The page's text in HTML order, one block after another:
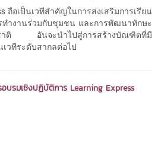
ถือเป็นเวทีสำคัญในการส่งเสริมการเรียน
ทำงานร่วมกับชุมชน และการพัฒนาทักษะ
ชาติ อันจะนำไปสู่การสร้างบัณฑิตที่มี
วทีระดับสากลต่อไป
อบรมเชิงปฏิบัติการ Learning Express